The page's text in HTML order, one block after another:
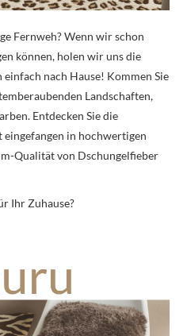
Fernweh? Wenn wir schon
können, holen wir uns die
nach Hause! Kommen Sie
Landschaften,
Entdecken Sie die
eingefangen in hochwertigen
Qualität von Dschungelfieber
Ihr Zuhause?